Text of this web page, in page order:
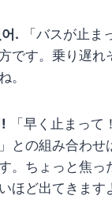
. 「バスが止ま
です。乗り遅
。
「早く止まって
との組み合わ
。ちょっと焦っ
ほど出てきます